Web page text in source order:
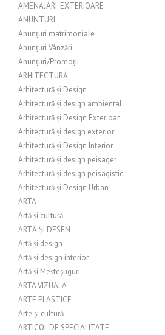
AMENAJARI_EXTERIOARE
ANUNTURI
Anunțuri matrimoniale
Anunțuri Vânzări
Anunțuri/Promoții
ARHITECTURĂ
Arhitectură și Design
Arhitectură și design ambiental
Arhitectură și Design Exterioar
Arhitectură și design exterior
Arhitectură și Design Interior
Arhitectură și design peisager
Arhitectură și design peisagistic
Arhitectură și Design Urban
ARTA
Artă și cultură
ARTĂ ȘI DESEN
Artă și design
Artă și design interior
Artă și Meșteșuguri
ARTA VIZUALA
ARTE PLASTICE
Arte și cultură
ARTICOL DE SPECIALITATE